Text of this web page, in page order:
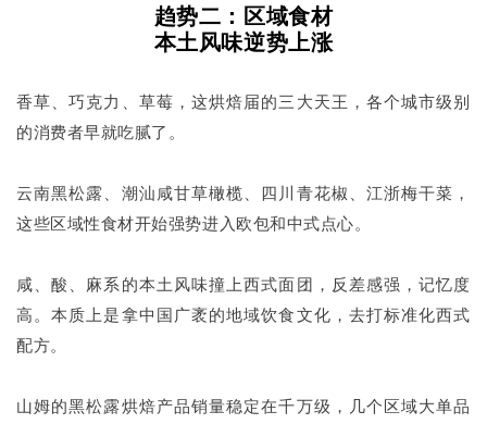
趋势二：区域食材
本土风味逆势上涨
香草、巧克力、草莓，这烘焙届的三大天王，各个城市级别
的消费者早就吃腻了。
云南黑松露、潮汕咸甘草橄榄、四川青花椒、江浙梅干菜，
这些区域性食材开始强势进入欧包和中式点心。
咸、酸、麻系的本土风味撞上西式面团，反差感强，记忆度
高。本质上是拿中国广袤的地域饮食文化，去打标准化西式
配方。
山姆的黑松露烘焙产品销量稳定在千万级，几个区域大单品